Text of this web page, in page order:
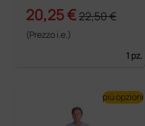
20,25 €22,50 €
(Prezzo i.e.)
1 pz.
più opzioni